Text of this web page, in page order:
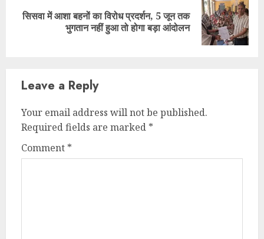
Next
सिसवा में आशा बहनों का विरोध प्रदर्शन, 5 जून तक
भुगतान नहीं हुआ तो होगा बड़ा आंदोलन
Leave a Reply
Your email address will not be published.
Required fields are marked *
Comment *